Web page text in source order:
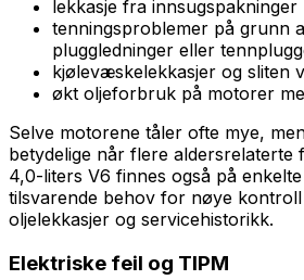
lekkasje fra innsugspakninger
tenningsproblemer på grunn
pluggledninger eller
kjølevæskelekkasjer og sliten
økt oljeforbruk på motorer
Selve motorene tåler ofte mye,
betydelige når flere aldersrelaterte
4,0-liters V6 finnes også på
tilsvarende behov for nøye
oljelekkasjer og servicehistorikk.
Elektriske feil og TIPM